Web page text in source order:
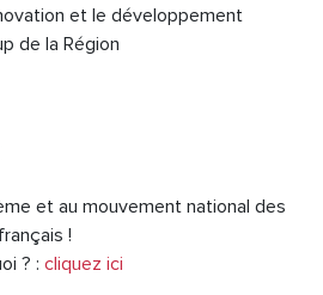
et le développement
de la Région
et au mouvement national des
!
? : cliquez ici